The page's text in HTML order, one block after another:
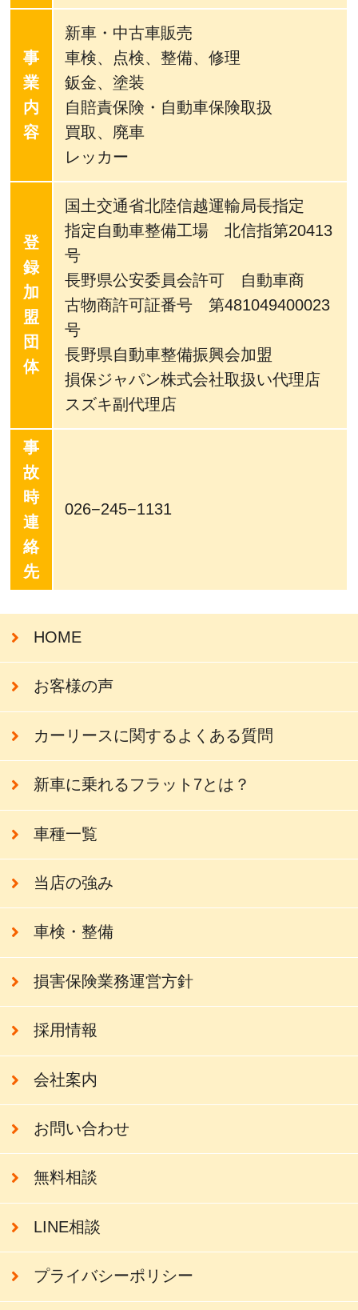
事
業
内
容
新車・中古車販売
車検、点検、整備、修理
鈑金、塗装
自賠責保険・自動車保険取扱
買取、廃車
レッカー
登
録
加
盟
団
体
国土交通省北陸信越運輸局長指定
指定自動車整備工場 北信指第20413
号
長野県公安委員会許可 自動車商
古物商許可証番号 第481049400023
号
長野県自動車整備振興会加盟
損保ジャパン株式会社取扱い代理店
スズキ副代理店
事
故
時
連
絡
先
026−245−1131
HOME
お客様の声
カーリースに関するよくある質問
新車に乗れるフラット7とは？
車種一覧
当店の強み
車検・整備
損害保険業務運営方針
採用情報
会社案内
お問い合わせ
無料相談
LINE相談
プライバシーポリシー